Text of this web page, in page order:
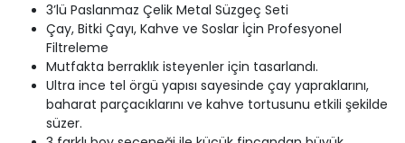
3’lü Paslanmaz Çelik Metal Süzgeç Seti
Çay, Bitki Çayı, Kahve ve Soslar İçin Profesyonel
Filtreleme
Mutfakta berraklık isteyenler için tasarlandı.
Ultra ince tel örgü yapısı sayesinde çay yapraklarını,
baharat parçacıklarını ve kahve tortusunu etkili şekilde
süzer.